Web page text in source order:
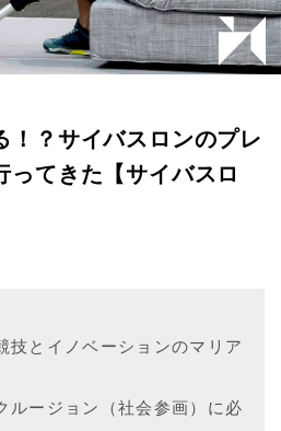
！？サイバスロンのプレ
ってきた【サイバスロ
技とイノベーションのマリア
ルージョン（社会参画）に必